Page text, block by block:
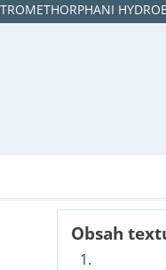
Obsah
1.